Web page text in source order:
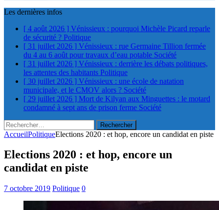
Les dernières infos
[ 4 août 2026 ] Vénissieux : pourquoi Michèle Picard reparle
de sécurité ? Politique
[ 31 juillet 2026 ] Vénissieux : rue Germaine Tillion fermée
du 4 au 6 août pour travaux d’eau potable Société
[ 31 juillet 2026 ] Vénissieux : derrière les débats politiques,
les attentes des habitants Politique
[ 30 juillet 2026 ] Vénissieux : une école de natation
municipale, et le CMOV alors ? Société
[ 29 juillet 2026 ] Mort de Kilyan aux Minguettes : le motard
condamné à sept ans de prison ferme Société
Rechercher :
AccueilPolitiqueElections 2020 : et hop, encore un candidat en piste
Elections 2020 : et hop, encore un
candidat en piste
7 octobre 2019 Politique 0